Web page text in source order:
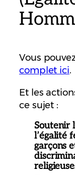
Vous
complet ici.
Et les
ce sujet :
Soutenir
l’égalité
garçons